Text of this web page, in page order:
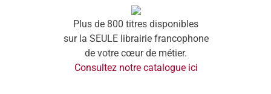
Plus de 800 titres disponibles
sur la SEULE librairie francophone
de votre cœur de métier.
Consultez notre catalogue ici